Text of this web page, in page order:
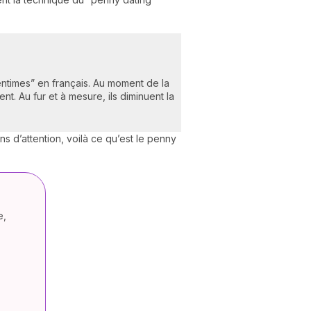
en français. Au moment de la
Au fur et à mesure, ils diminuent la
d’attention, voilà ce qu’est le penny